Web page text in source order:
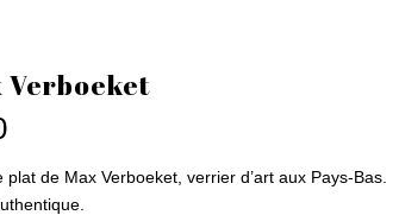
Verboeket
de Max Verboeket, verrier d’art aux Pays-Bas.